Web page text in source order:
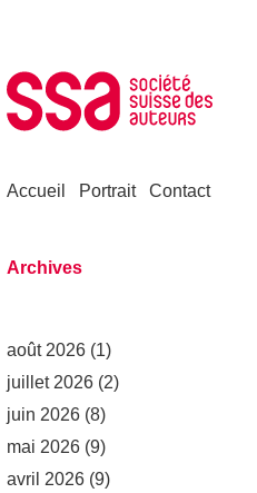
Accueil Portrait Contact
Archives
août 2026 (1)
juillet 2026 (2)
juin 2026 (8)
mai 2026 (9)
avril 2026 (9)